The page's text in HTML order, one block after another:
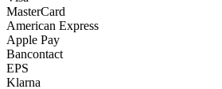
MasterCard
American Express
Apple Pay
Bancontact
EPS
Klarna